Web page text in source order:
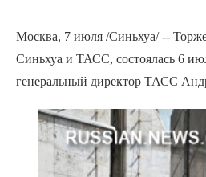
Москва, 7 июля /Синьхуа/ --
Синьхуа и ТАСС, состоялась 6
генеральный директор ТАСС